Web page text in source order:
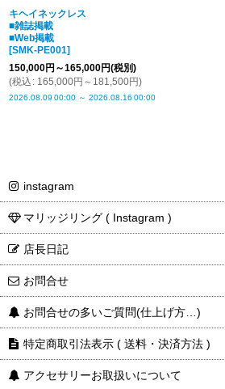
キヘイネックレス
■雑誌掲載
■Web掲載
[SMK-PE001]
150,000円 ～165,000円(税別)
(税込 : 165,000円 ～181,500円)
2026.08.09 00:00 ～ 2026.08.16 00:00
instagram
マリッジリング ( Instagram )
店長日記
お問合せ
お問合せの多いご質問(仕上げ方…)
特定商取引法表示 ( 送料・決済方法 )
アクセサリーお取扱いについて